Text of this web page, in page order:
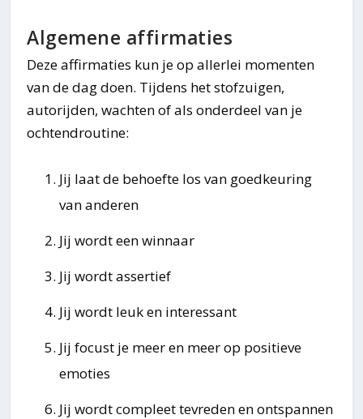
Algemene affirmaties
Deze affirmaties kun je op allerlei momenten
van de dag doen. Tijdens het stofzuigen,
autorijden, wachten of als onderdeel van je
ochtendroutine:
Jij laat de behoefte los van goedkeuring
van anderen
Jij wordt een winnaar
Jij wordt assertief
Jij wordt leuk en interessant
Jij focust je meer en meer op positieve
emoties
Jij wordt compleet tevreden en ontspannen